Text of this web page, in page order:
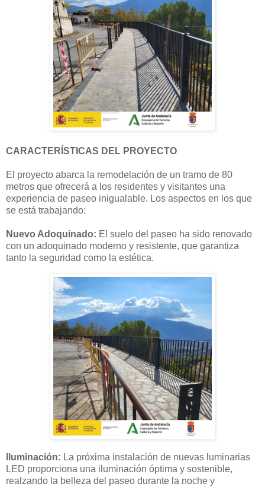
CARACTERÍSTICAS DEL PROYECTO
El proyecto abarca la remodelación de un tramo de 80
metros que ofrecerá a los residentes y visitantes una
experiencia de paseo inigualable. Los aspectos en los que
se está trabajando:
Nuevo Adoquinado: El suelo del paseo ha sido renovado
con un adoquinado moderno y resistente, que garantiza
tanto la seguridad como la estética.
Iluminación: La próxima instalación de nuevas luminarias
LED proporciona una iluminación óptima y sostenible,
realzando la belleza del paseo durante la noche y